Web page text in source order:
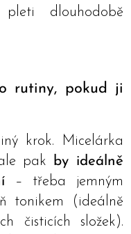
dlouhodobě
rutiny, pokud ji
krok. Micelárka
pak
by ideálně
– třeba jemným
tonikem (ideálně
čisticích složek).